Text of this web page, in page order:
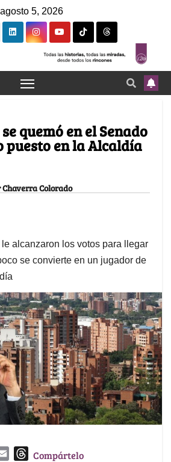
agosto 5, 2026
quemó en el Senado
puesto en la Alcaldía
Colorado
alcanzaron los votos para llegar
se convierte en un jugador de
TCompártelo